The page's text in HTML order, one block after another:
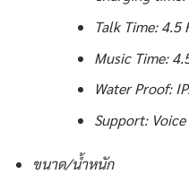
Talk Time: 4.5
Music Time:
Water Proof:
Support:
ขนาด/น้ำหนัก